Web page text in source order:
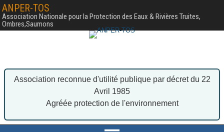
ANPER-TOS
Association Nationale pour la Protection des Eaux & Rivières Truites,
Ombres,Saumons
Association reconnue d'utilité publique par décret du 22
Avril 1985
Agréée protection de l'environnement